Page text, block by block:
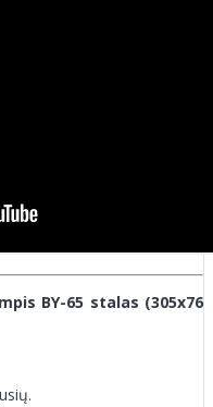
BY-65 stalas (305x76